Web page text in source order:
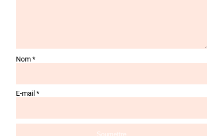
Nom*
E-mail *